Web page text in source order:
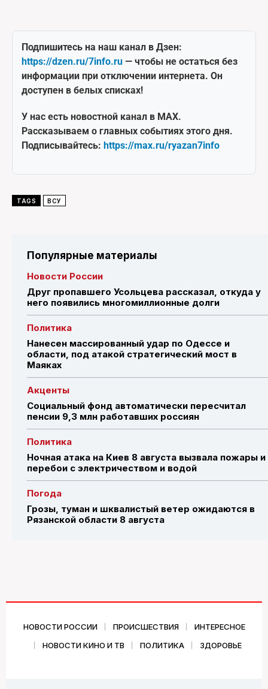
Подпишитесь на наш канал в Дзен:
https://dzen.ru/7info.ru — чтобы не остаться без
информации при отключении интернета. Он
доступен в белых списках!
У нас есть новостной канал в MAX.
Рассказываем о главных событиях этого дня.
Подписывайтесь: https://max.ru/ryazan7info
TAGS ВСУ
Популярные материалы
Новости России
Друг пропавшего Усольцева рассказал, откуда у
него появились многомиллионные долги
Политика
Нанесен массированный удар по Одессе и
области, под атакой стратегический мост в
Маяках
Акценты
Социальный фонд автоматически пересчитал
пенсии 9,3 млн работавших россиян
Политика
Ночная атака на Киев 8 августа вызвала пожары и
перебои с электричеством и водой
Погода
Грозы, туман и шквалистый ветер ожидаются в
Рязанской области 8 августа
НОВОСТИ РОССИИ ПРОИСШЕСТВИЯ
ИНТЕРЕСНОЕ
НОВОСТИ КИНО И ТВ
ПОЛИТИКА ЗДОРОВЬЕ